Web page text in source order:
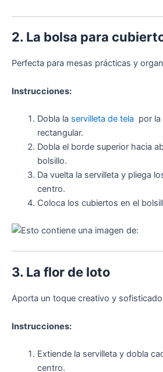
2. La bolsa para
Perfecta para mesas prácticas y
Instrucciones:
Dobla la servilleta de tela por
rectangular.
Dobla el borde superior hacia
bolsillo.
Da vuelta la servilleta y pliega
centro.
Coloca los cubiertos en el
3. La flor de loto
Aporta un toque creativo y sofisticado
Instrucciones:
Extiende la servilleta y dobla
centro.